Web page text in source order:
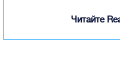
Читайте